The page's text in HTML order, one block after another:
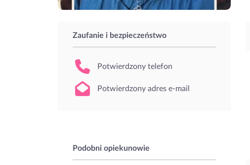
Zaufanie i bezpieczeństwo
Potwierdzony telefon
Potwierdzony adres e-mail
Podobni opiekunowie